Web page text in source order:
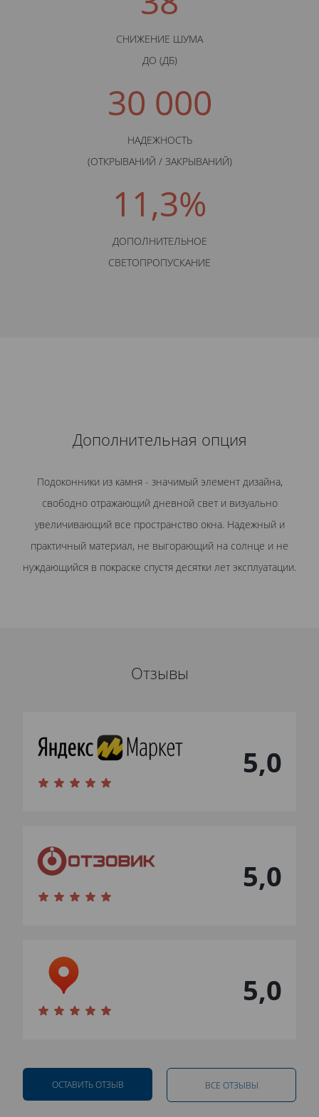
СНИЖЕНИЕ ШУМА
ДО (ДБ)
30 000
НАДЕЖНОСТЬ
(ОТКРЫВАНИЙ / ЗАКРЫВАНИЙ)
11,3%
ДОПОЛНИТЕЛЬНОЕ
СВЕТОПРОПУСКАНИЕ
Дополнительная опция
Подоконники из камня - значимый элемент дизайна,
свободно отражающий дневной свет и визуально
увеличивающий все пространство окна. Надежный и
практичный материал, не выгорающий на солнце и не
нуждающийся в покраске спустя десятки лет эксплуатации.
Отзывы
5,0
5,0
5,0
ОСТАВИТЬ ОТЗЫВ ВСЕ ОТЗЫВЫ